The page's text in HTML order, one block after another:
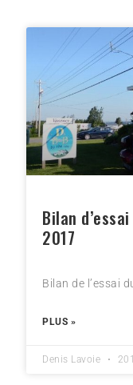
Bilan
2017
Bilan de l’essai
PLUS »
Denis Lavoie